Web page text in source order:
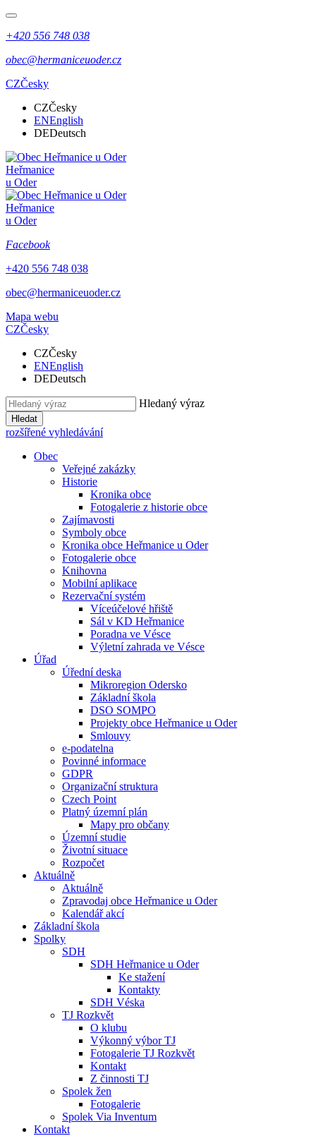
+420 556 748 038
obec@hermaniceuoder.cz
CZČesky
CZČesky
ENEnglish
DEDeutsch
Heřmanice
u Oder
Heřmanice
u Oder
Facebook
+420 556 748 038
obec@hermaniceuoder.cz
Mapa webu
CZČesky
CZČesky
ENEnglish
DEDeutsch
Hledaný výraz
Hledat
rozšířené vyhledávání
Obec
Veřejné zakázky
Historie
Kronika obce
Fotogalerie z historie obce
Zajímavosti
Symboly obce
Kronika obce Heřmanice u Oder
Fotogalerie obce
Knihovna
Mobilní aplikace
Rezervační systém
Víceúčelové hřiště
Sál v KD Heřmanice
Poradna ve Vésce
Výletní zahrada ve Vésce
Úřad
Úřední deska
Mikroregion Odersko
Základní škola
DSO SOMPO
Projekty obce Heřmanice u Oder
Smlouvy
e-podatelna
Povinné informace
GDPR
Organizační struktura
Czech Point
Platný územní plán
Mapy pro občany
Územní studie
Životní situace
Rozpočet
Aktuálně
Aktuálně
Zpravodaj obce Heřmanice u Oder
Kalendář akcí
Základní škola
Spolky
SDH
SDH Heřmanice u Oder
Ke stažení
Kontakty
SDH Véska
TJ Rozkvět
O klubu
Výkonný výbor TJ
Fotogalerie TJ Rozkvět
Kontakt
Z činnosti TJ
Spolek žen
Fotogalerie
Spolek Via Inventum
Kontakt